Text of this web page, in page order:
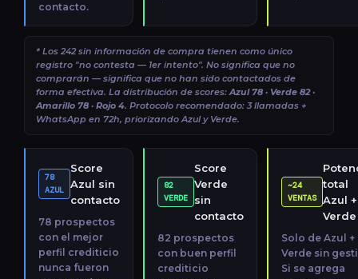
contacto.
* Los 242 sin información de compra tienen como único
registro "no contesta — 1er intento". No significa que no
comprarán — significa que no han sido contactados de
forma efectiva. La distribución de scores:Azul 78 · Verde 82 ·
Amarillo 78 · Rojo 4. Protocolo recomendado: 3 llamadas +
WhatsApp en 72h, priorizando Azul y Verde.
78
AZUL
Score
Azul sin
contacto
78 prospectos
con el mejor
perfil crediticio
nunca fueron
82
VERDE
Score
Verde
sin
contacto
82 prospectos
con buen perfil
crediticio
~24
VENTAS
total
Azul +
Verde
Solo de Azul +
Verde sin
Si se agrega